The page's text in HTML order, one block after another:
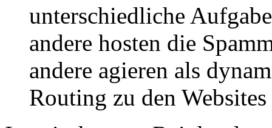
unterschiedliche
andere hosten die
andere agieren als
Routing zu den